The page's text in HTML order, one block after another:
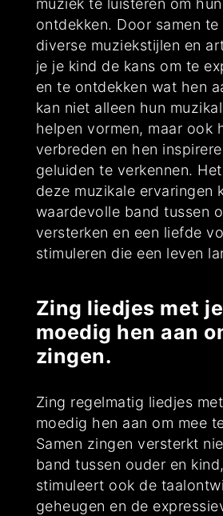
muziek te luisteren om
ontdekken. Door samen
diverse muziekstijlen en
je je kind de kans om te
en te ontdekken wat hen
kan niet alleen hun
helpen vormen, maar ook
verbreden en hen
geluiden te verkennen.
deze muzikale ervaringen
waardevolle band tussen
versterken en een liefde
stimuleren die een leven
Zing liedjes met
moedig hen aan
zingen.
Zing regelmatig liedjes
moedig hen aan om mee
Samen zingen versterkt
band tussen ouder en
stimuleert ook de
geheugen en de